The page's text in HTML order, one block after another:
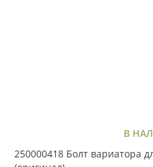
В
250000418 Болт вариатора